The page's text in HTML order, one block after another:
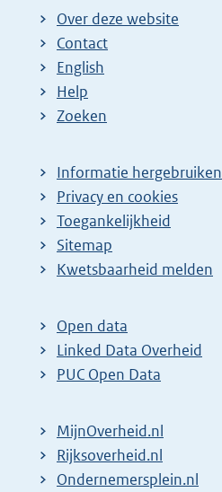
Over deze website
Contact
English
Help
Zoeken
Informatie hergebruiken
Privacy en cookies
Toegankelijkheid
Sitemap
Kwetsbaarheid melden
Open data
Linked Data Overheid
PUC Open Data
MijnOverheid.nl
Rijksoverheid.nl
Ondernemersplein.nl